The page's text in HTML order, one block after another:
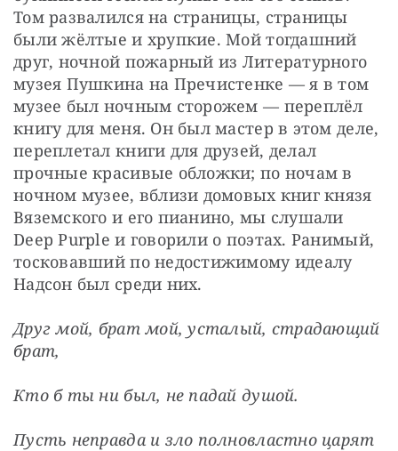
Том развалился на страницы, страницы
были жёлтые и хрупкие. Мой тогдашний
друг, ночной пожарный из Литературного
музея Пушкина на Пречистенке — я в том
музее был ночным сторожем — переплёл
книгу для меня. Он был мастер в этом деле,
переплетал книги для друзей, делал
прочные красивые обложки; по ночам в
ночном музее, вблизи домовых книг князя
Вяземского и его пианино, мы слушали
Deep Purple и говорили о поэтах. Ранимый,
тосковавший по недостижимому идеалу
Надсон был среди них.
Друг мой, брат мой, усталый, страдающий
брат,
Кто б ты ни был, не падай душой.
Пусть неправда и зло полновластно царят